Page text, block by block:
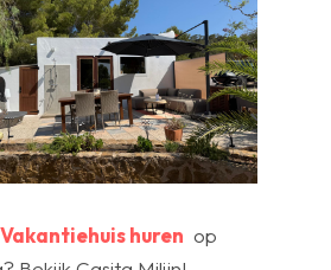
Vakantiehuis huren op